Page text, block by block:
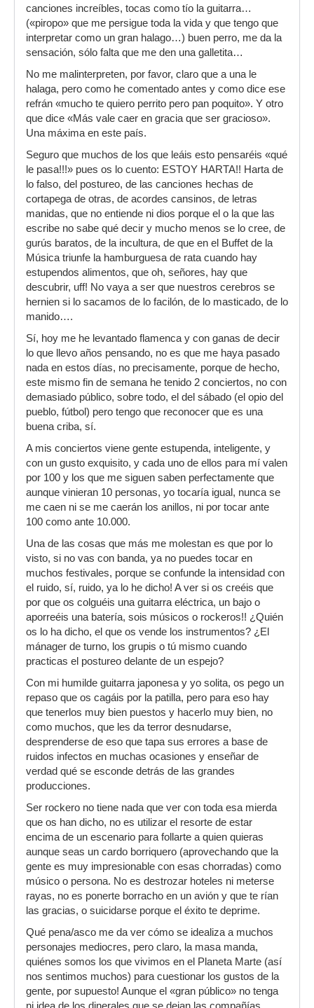
canciones increíbles, tocas como tío la guitarra…
(«piropo» que me persigue toda la vida y que tengo que
interpretar como un gran halago…) buen perro, me da la
sensación, sólo falta que me den una galletita…
No me malinterpreten, por favor, claro que a una le
halaga, pero como he comentado antes y como dice ese
refrán «mucho te quiero perrito pero pan poquito». Y otro
que dice «Más vale caer en gracia que ser gracioso».
Una máxima en este país.
Seguro que muchos de los que leáis esto pensaréis «qué
le pasa!!!» pues os lo cuento: ESTOY HARTA!! Harta de
lo falso, del postureo, de las canciones hechas de
cortapega de otras, de acordes cansinos, de letras
manidas, que no entiende ni dios porque el o la que las
escribe no sabe qué decir y mucho menos se lo cree, de
gurús baratos, de la incultura, de que en el Buffet de la
Música triunfe la hamburguesa de rata cuando hay
estupendos alimentos, que oh, señores, hay que
descubrir, uff! No vaya a ser que nuestros cerebros se
hernien si lo sacamos de lo facilón, de lo masticado, de lo
manido….
Sí, hoy me he levantado flamenca y con ganas de decir
lo que llevo años pensando, no es que me haya pasado
nada en estos días, no precisamente, porque de hecho,
este mismo fin de semana he tenido 2 conciertos, no con
demasiado público, sobre todo, el del sábado (el opio del
pueblo, fútbol) pero tengo que reconocer que es una
buena criba, sí.
A mis conciertos viene gente estupenda, inteligente, y
con un gusto exquisito, y cada uno de ellos para mí valen
por 100 y los que me siguen saben perfectamente que
aunque vinieran 10 personas, yo tocaría igual, nunca se
me caen ni se me caerán los anillos, ni por tocar ante
100 como ante 10.000.
Una de las cosas que más me molestan es que por lo
visto, si no vas con banda, ya no puedes tocar en
muchos festivales, porque se confunde la intensidad con
el ruido, sí, ruido, ya lo he dicho! A ver si os creéis que
por que os colguéis una guitarra eléctrica, un bajo o
aporreéis una batería, sois músicos o rockeros!! ¿Quién
os lo ha dicho, el que os vende los instrumentos? ¿El
mánager de turno, los grupis o tú mismo cuando
practicas el postureo delante de un espejo?
Con mi humilde guitarra japonesa y yo solita, os pego un
repaso que os cagáis por la patilla, pero para eso hay
que tenerlos muy bien puestos y hacerlo muy bien, no
como muchos, que les da terror desnudarse,
desprenderse de eso que tapa sus errores a base de
ruidos infectos en muchas ocasiones y enseñar de
verdad qué se esconde detrás de las grandes
producciones.
Ser rockero no tiene nada que ver con toda esa mierda
que os han dicho, no es utilizar el resorte de estar
encima de un escenario para follarte a quien quieras
aunque seas un cardo borriquero (aprovechando que la
gente es muy impresionable con esas chorradas) como
músico o persona. No es destrozar hoteles ni meterse
rayas, no es ponerte borracho en un avión y que te rían
las gracias, o suicidarse porque el éxito te deprime.
Qué pena/asco me da ver cómo se idealiza a muchos
personajes mediocres, pero claro, la masa manda,
quiénes somos los que vivimos en el Planeta Marte (así
nos sentimos muchos) para cuestionar los gustos de la
gente, por supuesto! Aunque el «gran público» no tenga